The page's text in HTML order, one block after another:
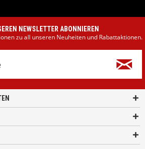
NEWSLETTER ABONNIEREN
zu all unseren Neuheiten und Rabattaktionen.